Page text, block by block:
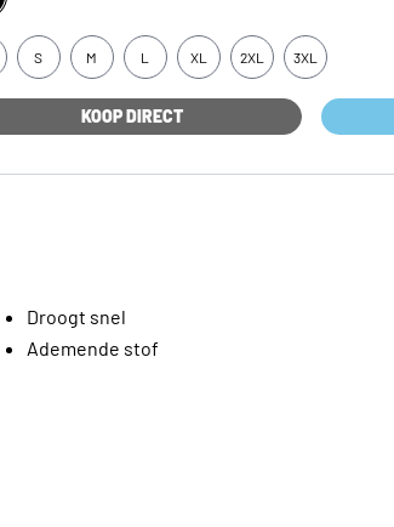
S M L XL 2XL 3XL
KOOP DIRECT
Droogt snel
Ademende stof